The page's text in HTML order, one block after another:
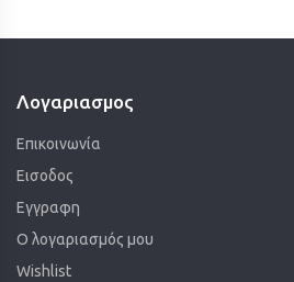
Λογαριασμος
Επικοινωνία
Εισοδος
Εγγραφη
Ο λογαριασμός μου
Wishlist